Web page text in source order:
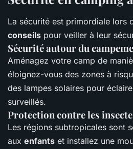
La sécurité est primordiale lors
conseils pour veiller à leur
Sécurité autour du
Aménagez votre camp de
éloignez-vous des zones à
des lampes solaires pour
surveillés.
Protection contre les
Les régions subtropicales sont
aux enfants et installez une